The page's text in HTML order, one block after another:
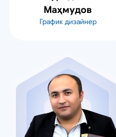
Маҳмудов
График дизайнер